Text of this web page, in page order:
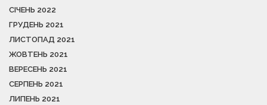
СІЧЕНЬ 2022
ГРУДЕНЬ 2021
ЛИСТОПАД 2021
ЖОВТЕНЬ 2021
ВЕРЕСЕНЬ 2021
СЕРПЕНЬ 2021
ЛИПЕНЬ 2021